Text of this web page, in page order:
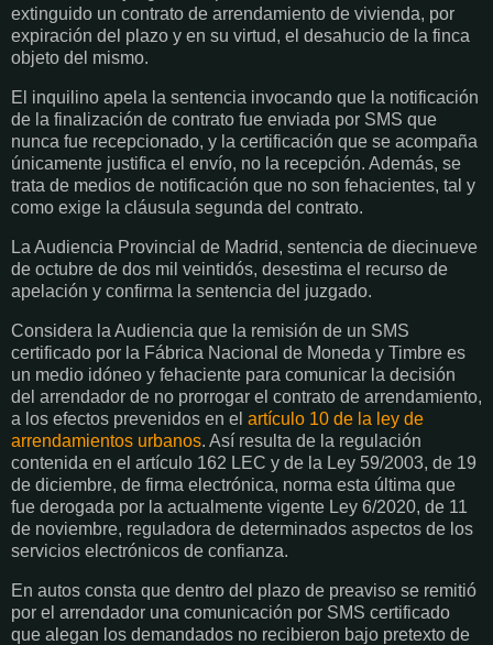
extinguido un contrato de arrendamiento de vivienda, por
expiración del plazo y en su virtud, el desahucio de la finca
objeto del mismo.
El inquilino apela la sentencia invocando que la notificación
de la finalización de contrato fue enviada por SMS que
nunca fue recepcionado, y la certificación que se acompaña
únicamente justifica el envío, no la recepción. Además, se
trata de medios de notificación que no son fehacientes, tal y
como exige la cláusula segunda del contrato.
La Audiencia Provincial de Madrid, sentencia de diecinueve
de octubre de dos mil veintidós, desestima el recurso de
apelación y confirma la sentencia del juzgado.
Considera la Audiencia que la remisión de un SMS
certificado por la Fábrica Nacional de Moneda y Timbre es
un medio idóneo y fehaciente para comunicar la decisión
del arrendador de no prorrogar el contrato de arrendamiento,
a los efectos prevenidos en el artículo 10 de la ley de
arrendamientos urbanos. Así resulta de la regulación
contenida en el artículo 162 LEC y de la Ley 59/2003, de 19
de diciembre, de firma electrónica, norma esta última que
fue derogada por la actualmente vigente Ley 6/2020, de 11
de noviembre, reguladora de determinados aspectos de los
servicios electrónicos de confianza.
En autos consta que dentro del plazo de preaviso se remitió
por el arrendador una comunicación por SMS certificado
que alegan los demandados no recibieron bajo pretexto de